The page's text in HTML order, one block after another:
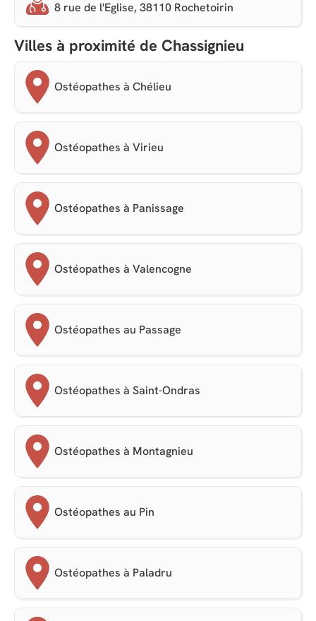
8 rue de l'Eglise, 38110 Rochetoirin
Villes à proximité de Chassignieu
Ostéopathes à Chélieu
Ostéopathes à Virieu
Ostéopathes à Panissage
Ostéopathes à Valencogne
Ostéopathes au Passage
Ostéopathes à Saint-Ondras
Ostéopathes à Montagnieu
Ostéopathes au Pin
Ostéopathes à Paladru